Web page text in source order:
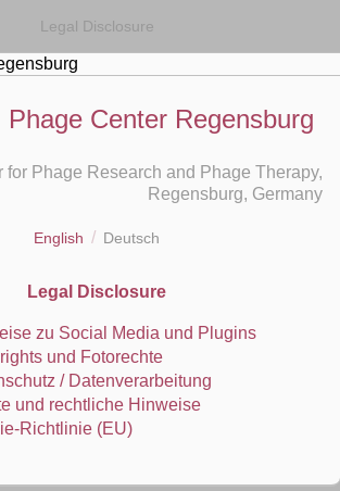
Legal Disclosure
Phage Center Regensburg
for Phage Research and Phage Therapy,
Regensburg, Germany
English Deutsch
Legal Disclosure
zu Social Media und Plugins
und Fotorechte
/ Datenverarbeitung
und rechtliche Hinweise
Richtlinie (EU)